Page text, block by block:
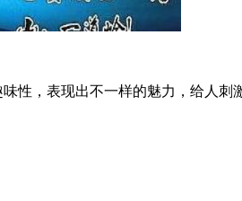
性，表现出不一样的魅力，给人刺